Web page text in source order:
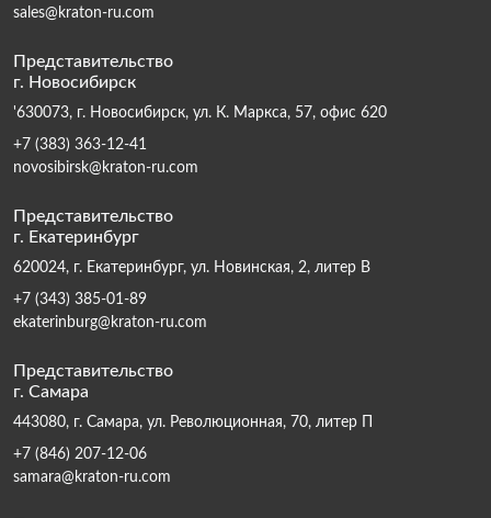
sales@kraton-ru.com
Представительство
г. Новосибирск
'630073, г. Новосибирск, ул. К. Маркса, 57, офис 620
+7 (383) 363-12-41
novosibirsk@kraton-ru.com
Представительство
г. Екатеринбург
620024, г. Екатеринбург, ул. Новинская, 2, литер В
+7 (343) 385-01-89
ekaterinburg@kraton-ru.com
Представительство
г. Самара
443080, г. Самара, ул. Революционная, 70, литер П
+7 (846) 207-12-06
samara@kraton-ru.com